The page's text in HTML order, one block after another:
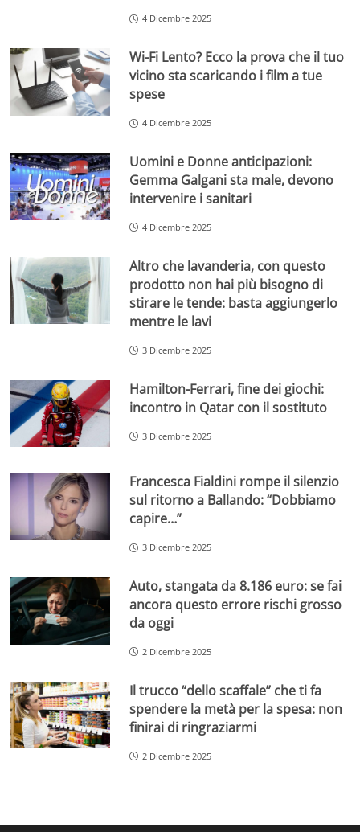
4 Dicembre 2025
Wi-Fi Lento? Ecco la prova che il tuo
vicino sta scaricando i film a tue
spese
4 Dicembre 2025
Uomini e Donne anticipazioni:
Gemma Galgani sta male, devono
intervenire i sanitari
4 Dicembre 2025
Altro che lavanderia, con questo
prodotto non hai più bisogno di
stirare le tende: basta aggiungerlo
mentre le lavi
3 Dicembre 2025
Hamilton-Ferrari, fine dei giochi:
incontro in Qatar con il sostituto
3 Dicembre 2025
Francesca Fialdini rompe il silenzio
sul ritorno a Ballando: “Dobbiamo
capire…”
3 Dicembre 2025
Auto, stangata da 8.186 euro: se fai
ancora questo errore rischi grosso
da oggi
2 Dicembre 2025
Il trucco “dello scaffale” che ti fa
spendere la metà per la spesa: non
finirai di ringraziarmi
2 Dicembre 2025